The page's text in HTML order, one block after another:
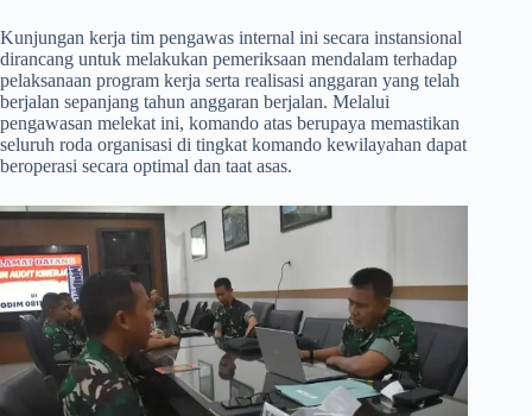
​Kunjungan kerja tim pengawas internal ini secara instansional
dirancang untuk melakukan pemeriksaan mendalam terhadap
pelaksanaan program kerja serta realisasi anggaran yang telah
berjalan sepanjang tahun anggaran berjalan. Melalui
pengawasan melekat ini, komando atas berupaya memastikan
seluruh roda organisasi di tingkat komando kewilayahan dapat
beroperasi secara optimal dan taat asas.